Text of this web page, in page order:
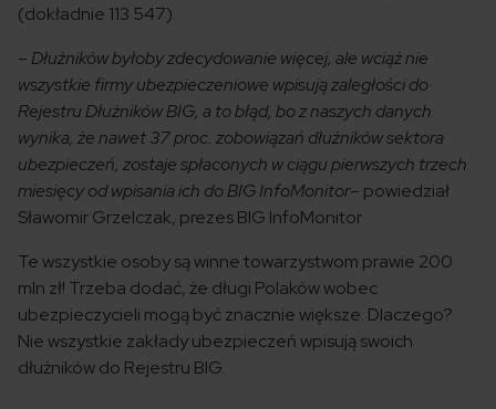
(dokładnie 113 547).
–Dłużników byłoby zdecydowanie więcej, ale wciąż nie
wszystkie firmy ubezpieczeniowe wpisują zaległości do
Rejestru Dłużników BIG, a to błąd, bo z naszych danych
wynika, że nawet 37 proc. zobowiązań dłużników sektora
ubezpieczeń, zostaje spłaconych w ciągu pierwszych trzech
miesięcy od wpisania ich do BIG InfoMonitor– powiedział
Sławomir Grzelczak, prezes BIG InfoMonitor
Te wszystkie osoby są winne towarzystwom prawie 200
mln zł! Trzeba dodać, że długi Polaków wobec
ubezpieczycieli mogą być znacznie większe. Dlaczego?
Nie wszystkie zakłady ubezpieczeń wpisują swoich
dłużników do Rejestru BIG.